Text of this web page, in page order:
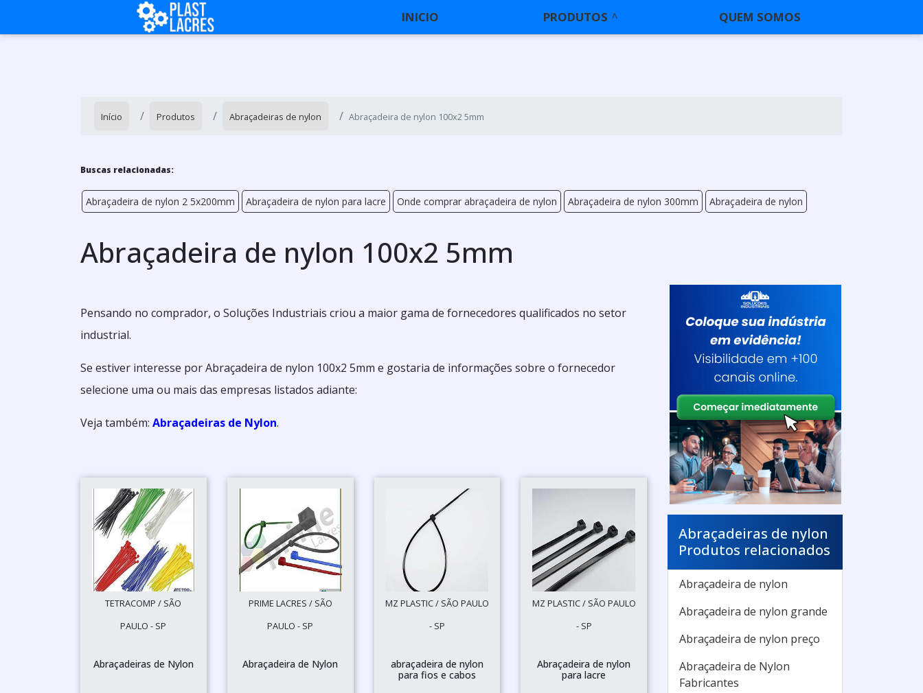
INICIO PRODUTOS QUEM SOMOS
Início Produtos Abraçadeiras de nylon Abraçadeira de nylon 100x2 5mm
Buscas relacionadas:
Abraçadeira de nylon 2 5x200mm Abraçadeira de nylon para lacre Onde comprar abraçadeira de nylon Abraçadeira de nylon 300mm Abraçadeira de nylon
Abraçadeira de nylon 100x2 5mm
Pensando no comprador, o Soluções Industriais criou a maior gama de fornecedores qualificados no setor
industrial.
Se estiver interesse por Abraçadeira de nylon 100x2 5mm e gostaria de informações sobre o fornecedor
selecione uma ou mais das empresas listados adiante:
Veja também: Abraçadeiras de Nylon.
TETRACOMP / SÃO
PAULO - SP
Abraçadeiras de Nylon
PRIME LACRES / SÃO
PAULO - SP
Abraçadeira de Nylon
MZ PLASTIC / SÃO PAULO
- SP
abraçadeira de nylon
para fios e cabos
MZ PLASTIC / SÃO PAULO
- SP
Abraçadeira de nylon
para lacre
Abraçadeiras de nylon
Produtos relacionados
Abraçadeira de nylon
Abraçadeira de nylon grande
Abraçadeira de nylon preço
Abraçadeira de Nylon
Fabricantes